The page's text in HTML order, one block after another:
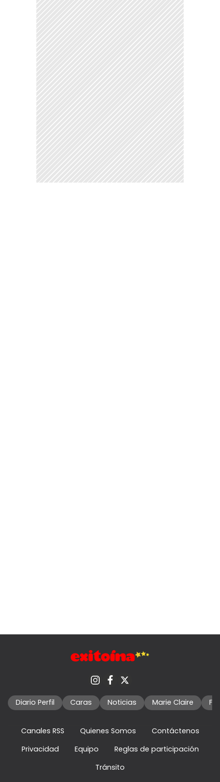
Diario Perfil Caras Noticias Marie Claire
Canales RSS Quienes Somos
Contáctenos
Privacidad
Equipo
Reglas de participación
Tránsito